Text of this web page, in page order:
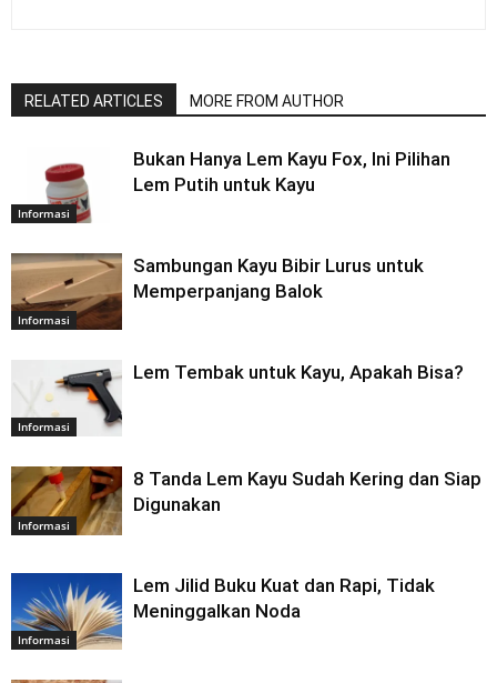
RELATED ARTICLES MORE FROM AUTHOR
Informasi
Bukan Hanya Lem Kayu Fox, Ini Pilihan
Lem Putih untuk Kayu
Informasi
Sambungan Kayu Bibir Lurus untuk
Memperpanjang Balok
Informasi
Lem Tembak untuk Kayu, Apakah Bisa?
Informasi
8 Tanda Lem Kayu Sudah Kering dan Siap
Digunakan
Informasi
Lem Jilid Buku Kuat dan Rapi, Tidak
Meninggalkan Noda